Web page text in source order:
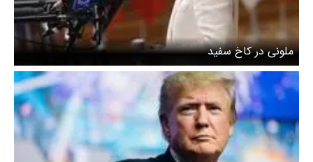
ملونی در کاخ سفید